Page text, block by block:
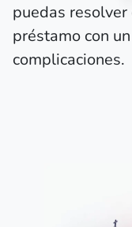
puedas
préstamo con
complicaciones.